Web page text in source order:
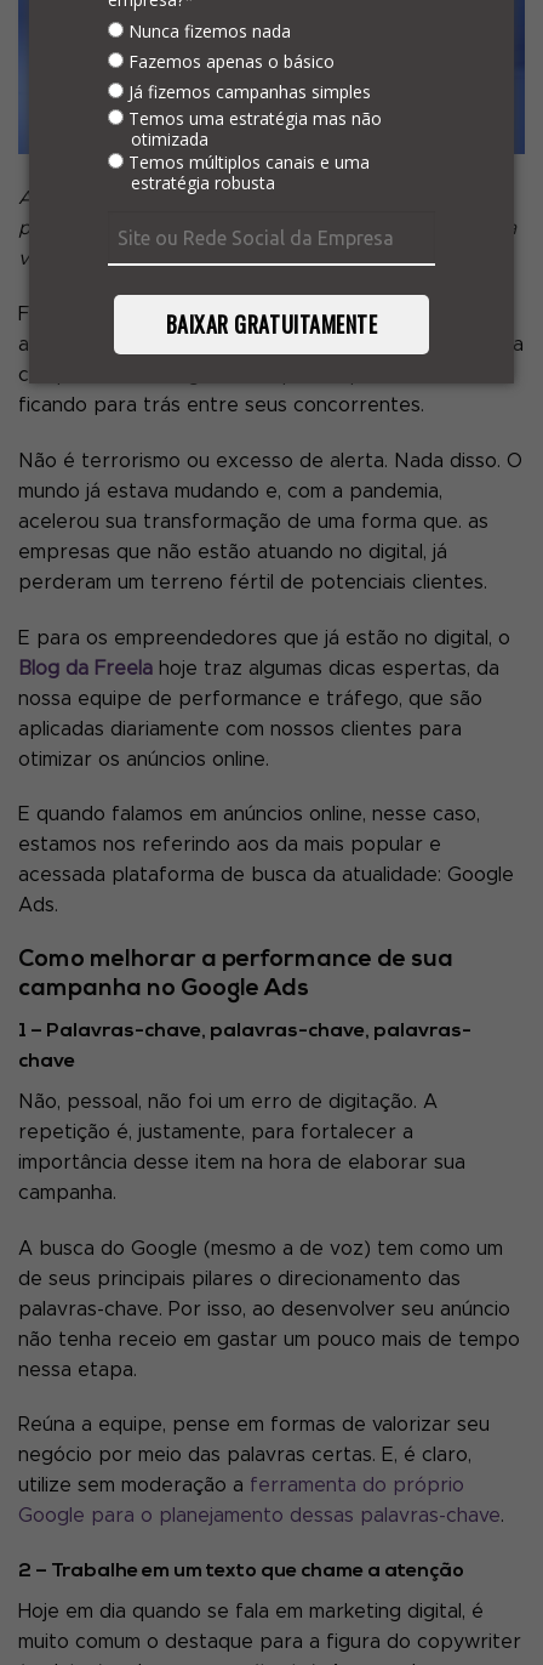
Nunca fizemos nada
Fazemos apenas o básico
Já fizemos campanhas simples
Temos uma estratégia mas não
otimizada
Temos múltiplos canais e uma
estratégia robusta
BAIXAR GRATUITAMENTE
Alguns passos fundamentais para dar um
performance da sua campanha de Google Ads – para
você começar a fazer hoje mesmo
Fato: se no atual momento, você tem um negócio e,
até agora, não está pensando na performance da sua
campanha de Google Ads – preocupe-se: está
ficando para trás entre seus concorrentes.
Não é terrorismo ou excesso de alerta. Nada disso. O
mundo já estava mudando e, com a pandemia,
acelerou sua transformação de uma forma que. as
empresas que não estão atuando no digital, já
perderam um terreno fértil de potenciais clientes.
E para os empreendedores que já estão no digital, o
Blog da Freela hoje traz algumas dicas espertas, da
nossa equipe de performance e tráfego, que são
aplicadas diariamente com nossos clientes para
otimizar os anúncios online.
E quando falamos em anúncios online, nesse caso,
estamos nos referindo aos da mais popular e
acessada plataforma de busca da atualidade: Google
Ads.
Como melhorar a performance de sua
campanha no Google Ads
1 – Palavras-chave, palavras-chave, palavras-
chave
Não, pessoal, não foi um erro de digitação. A
repetição é, justamente, para fortalecer a
importância desse item na hora de elaborar sua
campanha.
A busca do Google (mesmo a de voz) tem como um
de seus principais pilares o direcionamento das
palavras-chave. Por isso, ao desenvolver seu anúncio
não tenha receio em gastar um pouco mais de tempo
nessa etapa.
Reúna a equipe, pense em formas de valorizar seu
negócio por meio das palavras certas. E, é claro,
utilize sem moderação a ferramenta do próprio
Google para o planejamento dessas palavras-chave.
2 – Trabalhe em um texto que chame a atenção
Hoje em dia quando se fala em marketing digital, é
muito comum o destaque para a figura do copywriter